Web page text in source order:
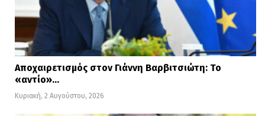
Αποχαιρετισμός στον Γιάννη Βαρβιτσιώτη: Το
«αντίο»…
Κυριακή, 2 Αυγούστου, 2026